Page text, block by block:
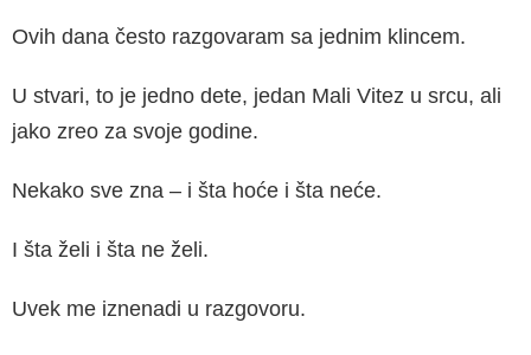
Ovih dana često razgovaram sa jednim klincem.
U stvari, to je jedno dete, jedan Mali Vitez u srcu, ali
jako zreo za svoje godine.
Nekako sve zna – i šta hoće i šta neće.
I šta želi i šta ne želi.
Uvek me iznenadi u razgovoru.